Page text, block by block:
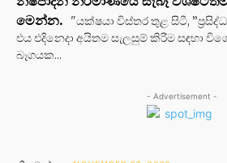
මෙන්න.
"යක්ෂයා විස්තර තුළ සිටී,
එය එදිනෙදා අයිතම සැලසුම් කිරීම සඳහා
බෑගයක...
- Advertisement -